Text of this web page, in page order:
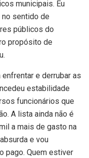
municipais. Eu
no sentido de
públicos do
propósito de
e derrubar as
estabilidade
funcionários que
A lista ainda não é
a mais de gasto na
e vou
pago. Quem estiver